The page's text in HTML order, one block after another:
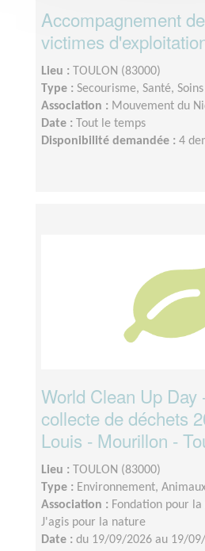
Accompagnement
victimes
Lieu :
TOULON (83000)
Type : Secourisme, Santé, Soins
Association : Mouvement du
Date :
Tout le temps
Disponibilité demandée : 4
World Clean Up Day
collecte de déchets
Louis - Mourillon -
Lieu :
TOULON (83000)
Type : Environnement,
Association : Fondation pour
J'agis pour la nature
Date : du 19/09/2026 au 19/